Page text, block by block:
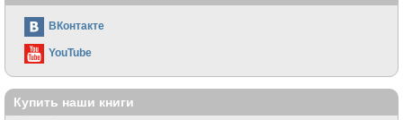
ВКонтакте
YouTube
Купить наши книги